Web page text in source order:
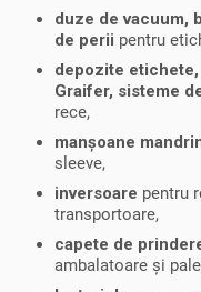
duze de vacuum,
de perii pentru
depozite
Graifer, sisteme
rece,
manșoane
sleeve,
inversoare pentru
transportoare,
capete de
ambalatoare și